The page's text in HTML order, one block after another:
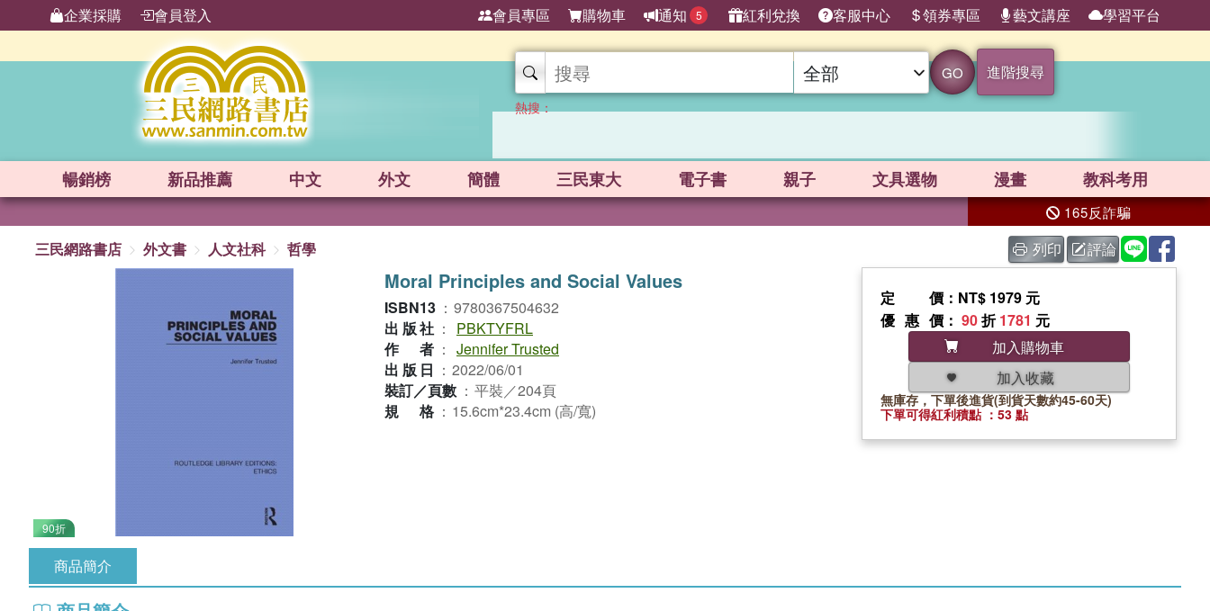
企業採購 會員登入 會員專區 購物車 通知 5 紅利兌換 客服中心 領券專區 藝文講座 學習平台
GO 進階搜尋
熱搜：
暢銷榜 新品推薦 中文 外文 簡體 三民東大 電子書 親子 文具選物 漫畫 教科考用
165反詐騙
三民網路書店 外文書 人文社科 哲學 列印 評論
90折
Moral Principles and Social Values
ISBN13 ： 9780367504632
出版社 ：
PBKTYFRL
作者 ： Jennifer Trusted
出版日 ： 2022/06/01
裝訂／頁數 ： 平裝／204頁
規格 ： 15.6cm*23.4cm (高/寬)
定價 ：NT$ 1979 元
優惠價 ： 90折1781 元
加入購物車
加入收藏
無庫存，下單後進貨(到貨天數約45-60天)
下單可得紅利積點 ：53 點
商品簡介